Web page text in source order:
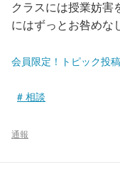
クラスには授業妨害
にはずっとお咎めな
会員限定！トピック投
相談
通報